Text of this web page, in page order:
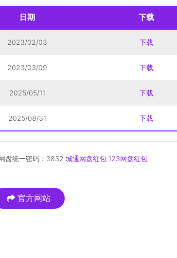
日期 下载
2023/02/03 下载
2023/03/09 下载
2025/05/11 下载
2025/08/31 下载
盘统一密码：3832 城通网盘红包 123网盘红包
官方网站